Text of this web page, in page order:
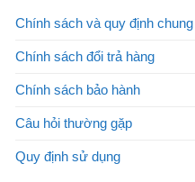
Chính sách và quy định chung
Chính sách đổi trả hàng
Chính sách bảo hành
Câu hỏi thường gặp
Quy định sử dụng